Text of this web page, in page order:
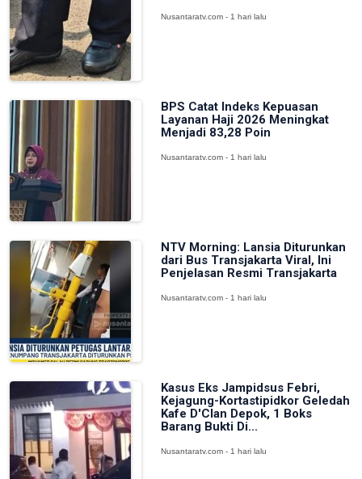
Nusantaratv.com - 1 hari lalu
BPS Catat Indeks Kepuasan
Layanan Haji 2026 Meningkat
Menjadi 83,28 Poin
Nusantaratv.com - 1 hari lalu
NTV Morning: Lansia Diturunkan
dari Bus Transjakarta Viral, Ini
Penjelasan Resmi Transjakarta
Nusantaratv.com - 1 hari lalu
Kasus Eks Jampidsus Febri,
Kejagung-Kortastipidkor Geledah
Kafe D'Clan Depok, 1 Boks
Barang Bukti Di...
Nusantaratv.com - 1 hari lalu